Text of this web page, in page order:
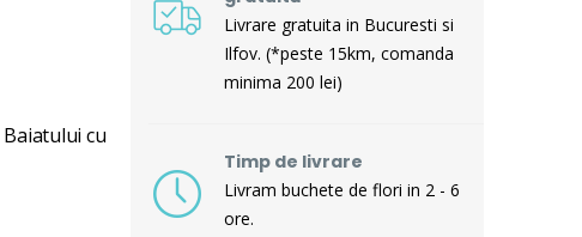
cu
Livrare gratuita in Bucuresti si
Ilfov. (*peste 15km, comanda
minima 200 lei)
Timp de livrare
Livram buchete de flori in 2 - 6
ore.